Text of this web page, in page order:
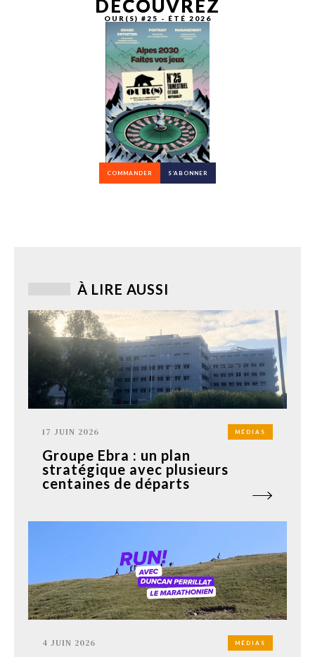
DÉCOUVREZ
OUR(S) #25 - ÉTÉ 2026
COMMANDER S’ABONNER
À LIRE AUSSI
17 JUIN 2026 MÉDIAS
Groupe Ebra : un plan
stratégique avec plusieurs
centaines de départs
4 JUIN 2026 MÉDIAS